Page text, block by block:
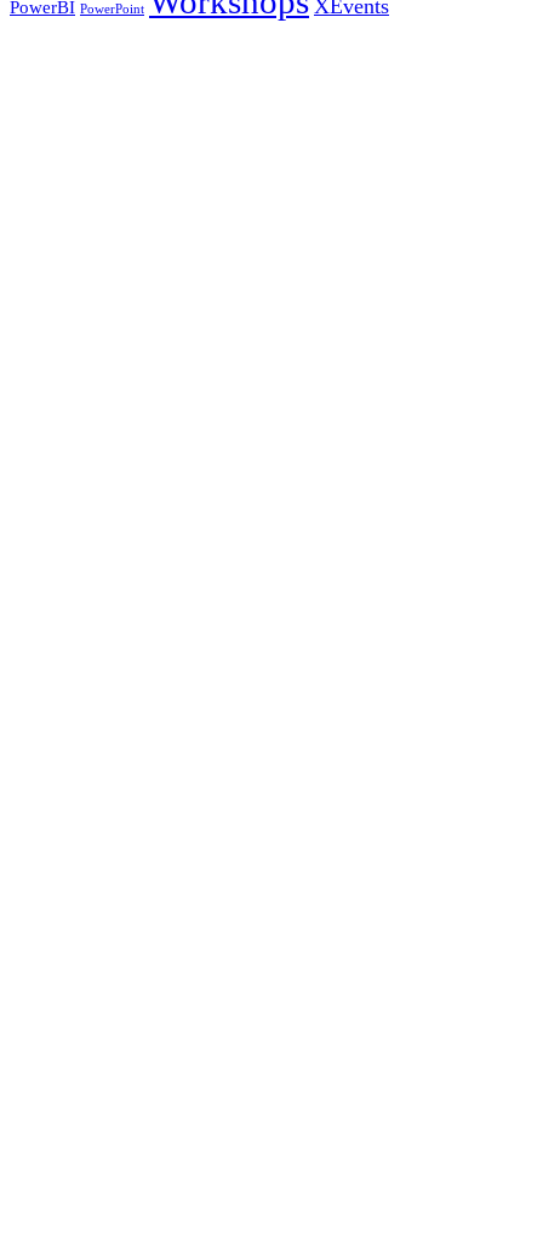
PowerBI PowerPoint XEvents